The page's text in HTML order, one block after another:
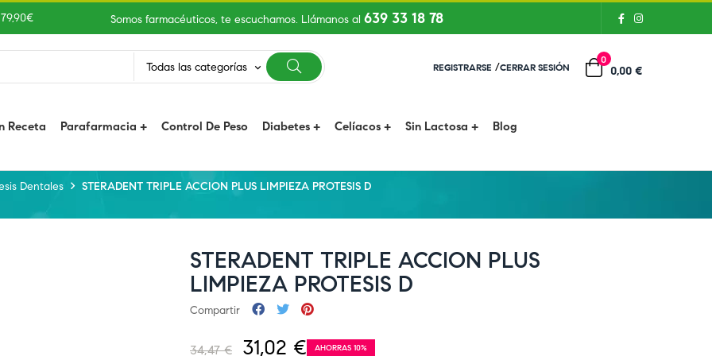
Somos farmacéuticos, te escuchamos. Llámanos al 639 33 18 78
Todas las categorías keyboard_arrow_down REGISTRARSE /CERRAR SESIÓN
0
0,00 €
Receta Parafarmacia Control De Peso Diabetes Celíacos Sin Lactosa Blog
Dentales STERADENT TRIPLE ACCION PLUS LIMPIEZA PROTESIS D
STERADENT TRIPLE ACCION PLUS
LIMPIEZA PROTESIS D
Compartir
34,47 € 31,02 € AHORRAS 10%